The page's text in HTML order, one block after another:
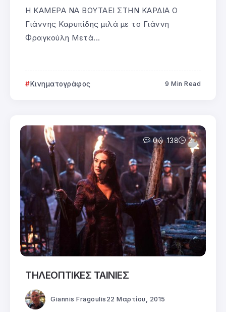
Η ΚΑΜΕΡΑ ΝΑ ΒΟΥΤΑΕΙ ΣΤΗΝ ΚΑΡΔΙΑ Ο
Γιάννης Καρυπίδης μιλά με το Γιάννη
Φραγκούλη Μετά...
Κινηματογράφος 9 Min Read
0 138 2
ΤΗΛΕΟΠΤΙΚΕΣ ΤΑΙΝΙΕΣ
Giannis Fragoulis 22 Μαρτίου, 2015